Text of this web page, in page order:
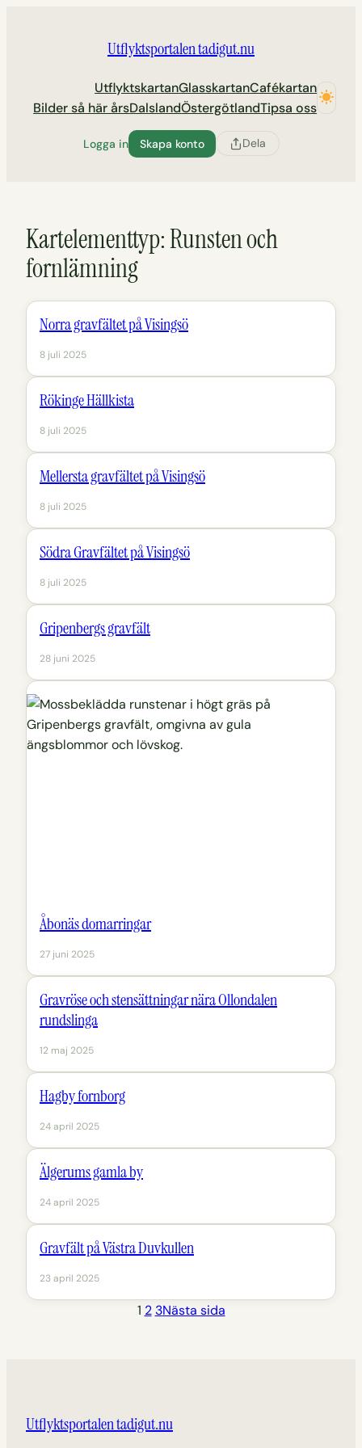
Utflyktsportalen tadigut.nu
UtflyktskartanGlasskartanCafékartan
Bilder så här årsDalslandÖstergötlandTipsa oss
Logga in Skapa konto Dela
Kartelementtyp:Runsten och
fornlämning
Norra gravfältet på Visingsö
8 juli 2025
Rökinge Hällkista
8 juli 2025
Mellersta gravfältet på Visingsö
8 juli 2025
Södra Gravfältet på Visingsö
8 juli 2025
Gripenbergs gravfält
28 juni 2025
Åbonäs domarringar
27 juni 2025
Gravröse och stensättningar nära Ollondalen
rundslinga
12 maj 2025
Hagby fornborg
24 april 2025
Älgerums gamla by
24 april 2025
Gravfält på Västra Duvkullen
23 april 2025
1 2 3Nästa sida
Utflyktsportalen tadigut.nu